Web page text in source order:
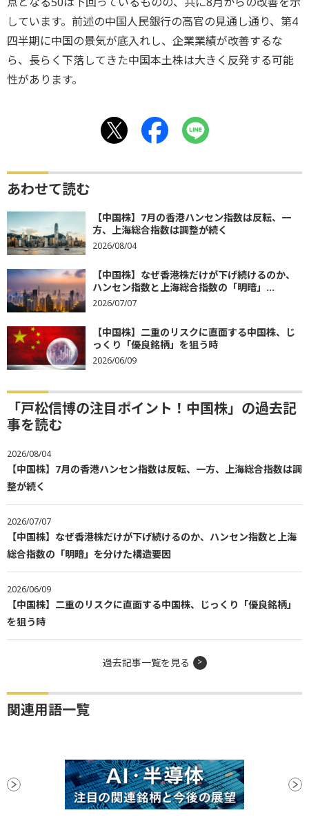
しています。前述の中国人民銀行の高官の見通し通り、第4
四半期に中国の景気が底入れし、企業業績が改善するな
ら、長らく下落してきた中国本土株は大きく反発する可能
性があります。
あわせて読む
【中国株】7月の香港ハンセン指数は反転、一
方、上海総合指数は調整が続く
2026/08/04
【中国株】なぜ香港株だけが下げ続けるのか、
ハンセン指数と上海総合指数の「明暗」...
2026/07/07
【中国株】二重のリスクに直面する中国株、じ
っくり「優良銘柄」を狙う時
2026/06/09
「戸松信博の注目ポイント！中国株」の過去記
事を読む
2026/08/04
【中国株】7月の香港ハンセン指数は反転、一方、上海総合指数は調
整が続く
2026/07/07
【中国株】なぜ香港株だけが下げ続けるのか、ハンセン指数と上海
総合指数の「明暗」を分けた構造要因
2026/06/09
【中国株】二重のリスクに直面する中国株、じっくり「優良銘柄」
を狙う時
過去記事一覧を見る
関連用語一覧